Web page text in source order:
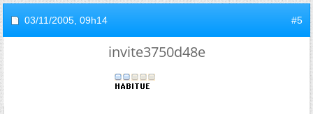
03/11/2005, 09h14 #5
invite3750d48e